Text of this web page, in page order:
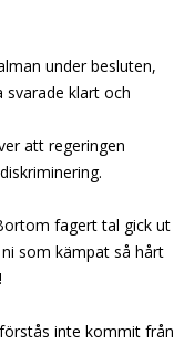
under besluten,
svarade klart och
att regeringen
fagert tal gick ut
som kämpat så hårt
inte kommit från